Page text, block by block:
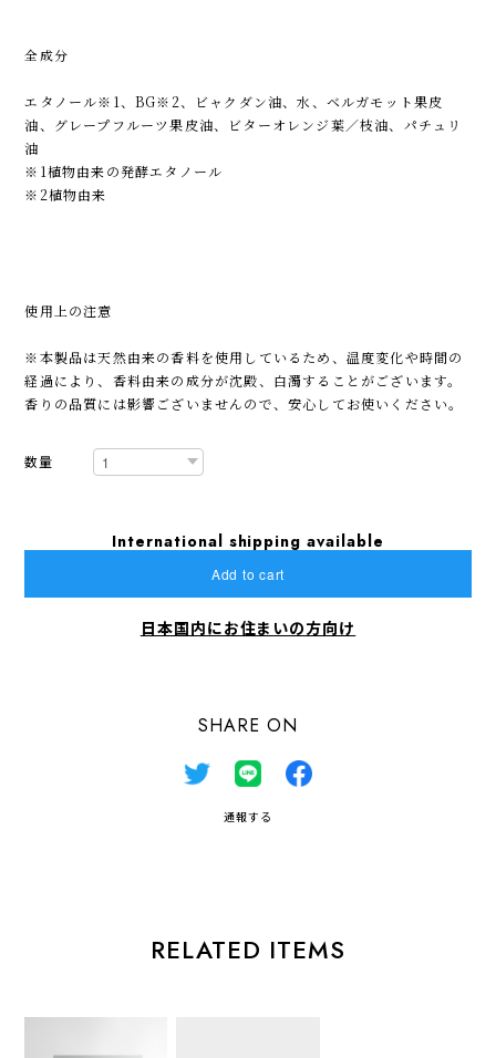
全成分
エタノール※1、BG※2、ビャクダン油、水、ベルガモット果皮
油、グレープフルーツ果皮油、ビターオレンジ葉／枝油、パチュリ
油
※1植物由来の発酵エタノール
※2植物由来
使用上の注意
※本製品は天然由来の香料を使用しているため、温度変化や時間の
経過により、香料由来の成分が沈殿、白濁することがございます。
香りの品質には影響ございませんので、安心してお使いください。
数量
International shipping available
Add to cart
日本国内にお住まいの方向け
SHARE ON
通報する
RELATED ITEMS